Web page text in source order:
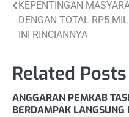
KEPENTINGAN
DENGAN TOTAL RP5
INI RINCIANNYA
Related Posts
ANGGARAN PEMKAB
BERDAMPAK LANGSUNG